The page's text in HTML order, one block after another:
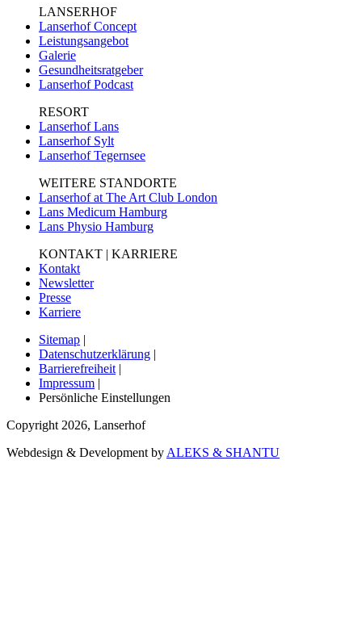
LANSERHOF
Lanserhof Concept
Leistungsangebot
Galerie
Gesundheitsratgeber
Lanserhof Podcast
RESORT
Lanserhof Lans
Lanserhof Sylt
Lanserhof Tegernsee
WEITERE STANDORTE
Lanserhof at The Art Club London
Lans Medicum Hamburg
Lans Physio Hamburg
KONTAKT | KARRIERE
Kontakt
Newsletter
Presse
Karriere
Sitemap |
Datenschutzerklärung |
Barrierefreiheit |
Impressum |
Persönliche Einstellungen
Copyright 2026, Lanserhof
Webdesign & Development by ALEKS & SHANTU